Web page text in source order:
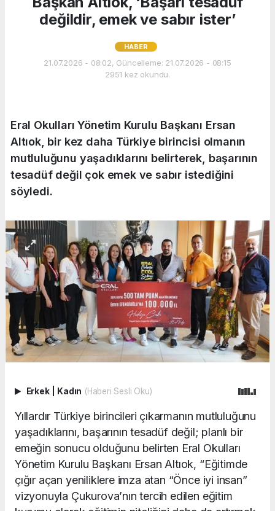
değildir, emek ve sabır ister’
HABER
21.07.2026 - 08:02, Güncelleme: 21.07.2026 - 08:15
2951 kez okundu.
Eral Okulları Yönetim Kurulu Başkanı Ersan
Altıok, bir kez daha Türkiye birincisi olmanın
mutluluğunu yaşadıklarını belirterek, başarının
tesadüf değil çok emek ve sabır istediğini
söyledi.
Erkek Kadın (Haberi Sesli Oku)
Yıllardır Türkiye birincileri çıkarmanın mutluluğunu
yaşadıklarını, başarının tesadüf değil; planlı bir
emeğin sonucu olduğunu belirten Eral Okulları
Yönetim Kurulu Başkanı Ersan Altıok, “Eğitimde
çığır açan yeniliklere imza atan “Önce iyi insan”
vizyonuyla Çukurova’nın tercih edilen eğitim